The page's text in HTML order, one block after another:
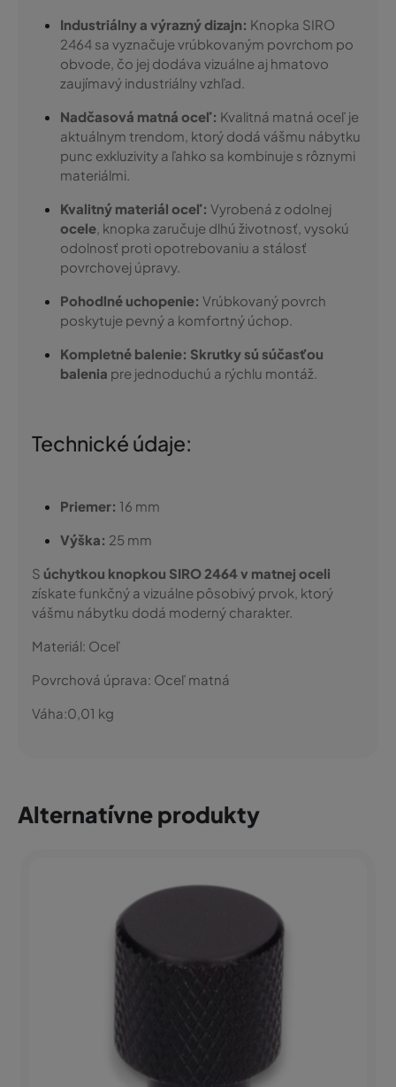
Industriálny a výrazný dizajn: Knopka SIRO
2464 sa vyznačuje vrúbkovaným povrchom po
obvode, čo jej dodáva vizuálne aj hmatovo
zaujímavý industriálny vzhľad.
Nadčasová matná oceľ: Kvalitná matná oceľ je
aktuálnym trendom, ktorý dodá vášmu nábytku
punc exkluzivity a ľahko sa kombinuje s rôznymi
materiálmi.
Kvalitný materiál oceľ: Vyrobená z odolnej
ocele, knopka zaručuje dlhú životnosť, vysokú
odolnosť proti opotrebovaniu a stálosť
povrchovej úpravy.
Pohodlné uchopenie: Vrúbkovaný povrch
poskytuje pevný a komfortný úchop.
Kompletné balenie: Skrutky sú súčasťou
balenia pre jednoduchú a rýchlu montáž.
Technické údaje:
Priemer: 16 mm
Výška: 25 mm
S úchytkou knopkou SIRO 2464 v matnej oceli
získate funkčný a vizuálne pôsobivý prvok, ktorý
vášmu nábytku dodá moderný charakter.
Materiál: Oceľ
Povrchová úprava: Oceľ matná
Váha:0,01 kg
Alternatívne produkty